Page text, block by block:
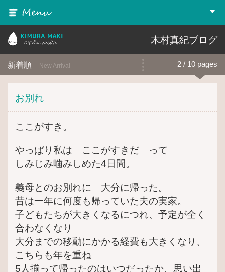
木村真紀 Official Website
木村真紀ブログ
新着順 New Arrival 2 / 10 pages
お別れ
ここがすき。
やっぱり私は ここがすきだ って
しみじみ噛みしめた4日間。
義母とのお別れに 大分に帰った。
昔は一年に何度も帰っていた夫の実家。
子どもたちが大きくなるにつれ、予定が全く
合わなくなり
大分までの移動にかかる経費も大きくなり、
こちらも年を重ね
5人揃って帰ったのはいつだったか、思い出